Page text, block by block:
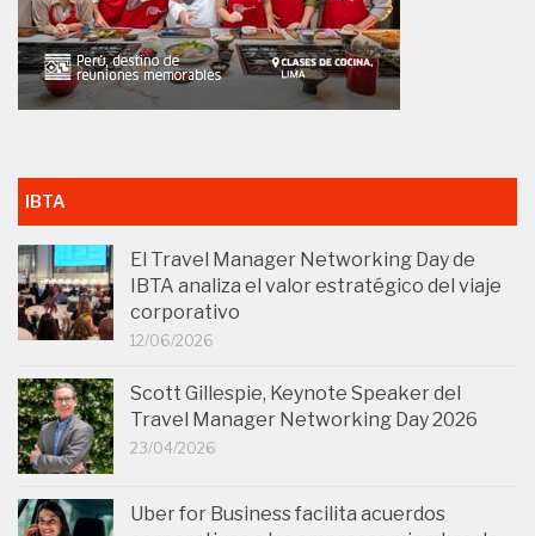
IBTA
El Travel Manager Networking Day de
IBTA analiza el valor estratégico del viaje
corporativo
12/06/2026
Scott Gillespie, Keynote Speaker del
Travel Manager Networking Day 2026
23/04/2026
Uber for Business facilita acuerdos